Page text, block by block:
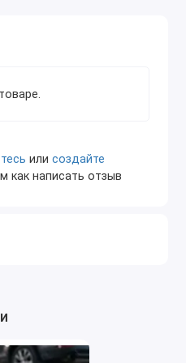
FD по умолчанию.
с легковыми и
Mercedes-Benz, Smart,
или создайте
как написать отзыв